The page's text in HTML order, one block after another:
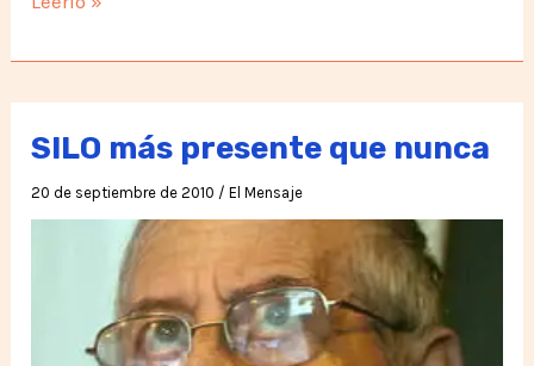
el
Maestro,
el
y
SILO más presente que nunca
20 de septiembre de 2010 /El Mensaje